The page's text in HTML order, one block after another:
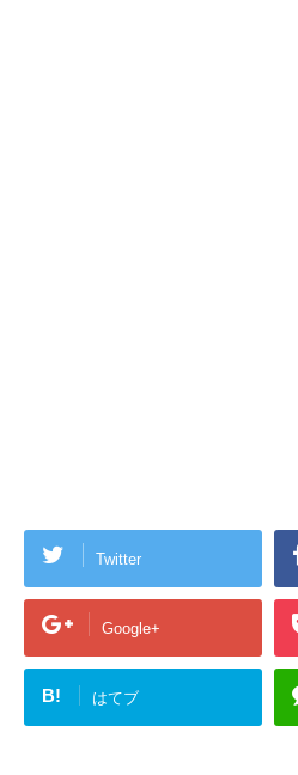
Twitter
Google+
B! はてブ